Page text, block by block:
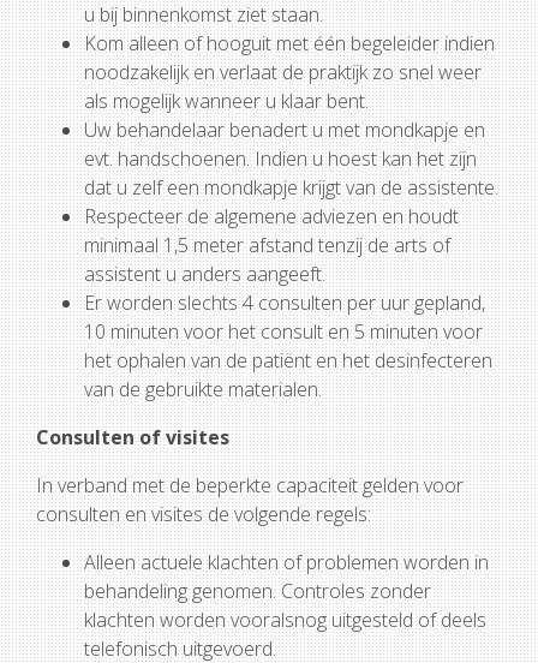
u bij binnenkomst ziet staan.
Kom alleen of hooguit met één begeleider indien
noodzakelijk en verlaat de praktijk zo snel weer
als mogelijk wanneer u klaar bent.
Uw behandelaar benadert u met mondkapje en
evt. handschoenen. Indien u hoest kan het zijn
dat u zelf een mondkapje krijgt van de assistente.
Respecteer de algemene adviezen en houdt
minimaal 1,5 meter afstand tenzij de arts of
assistent u anders aangeeft.
Er worden slechts 4 consulten per uur gepland,
10 minuten voor het consult en 5 minuten voor
het ophalen van de patiënt en het desinfecteren
van de gebruikte materialen.
Consulten of visites
In verband met de beperkte capaciteit gelden voor
consulten en visites de volgende regels:
Alleen actuele klachten of problemen worden in
behandeling genomen. Controles zonder
klachten worden vooralsnog uitgesteld of deels
telefonisch uitgevoerd.